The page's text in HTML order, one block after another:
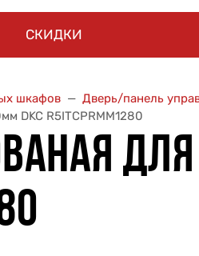
СКИДКИ
шкафов
Дверь/панель
DKC R5ITCPRMM1280